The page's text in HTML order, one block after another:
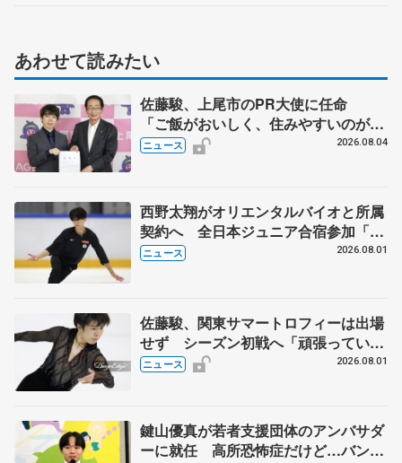
あわせて読みたい
佐藤駿、上尾市のPR大使に任命
「ご飯がおいしく、住みやすいのが魅
力」
ニュース 2026.08.04
西野太翔がオリエンタルバイオと所属
契約へ 全日本ジュニア合宿参加「結
果残していかないと」 講師はジェー
ニュース 2026.08.01
佐藤駿、関東サマートロフィーは出場
せず シーズン初戦へ「頑張っていき
ます」
ニュース 2026.08.01
鍵山優真が若者支援団体のアンバサダ
ーに就任 高所恐怖症だけど…バンジ